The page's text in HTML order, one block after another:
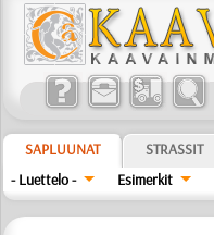
SAPLUUNAT
STRASSIT
- Luettelo -
Esimerkit